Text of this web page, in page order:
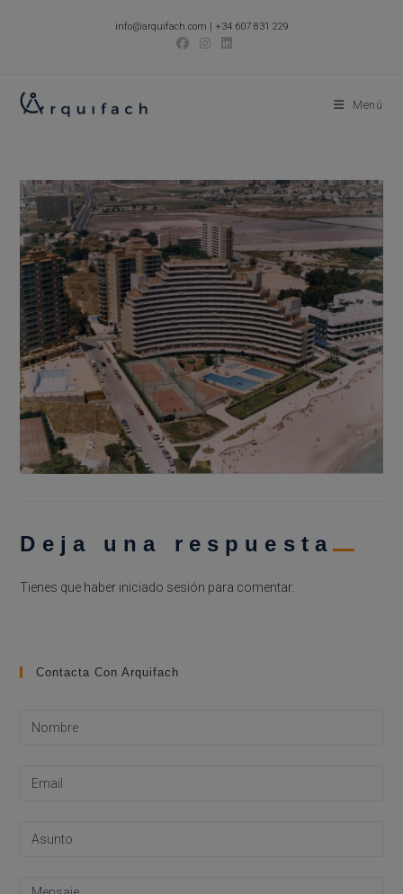
info@arquifach.com | +34 607 831 229
Menú
Deja una respuesta
Tienes que haber iniciado sesión para comentar.
Contacta Con Arquifach